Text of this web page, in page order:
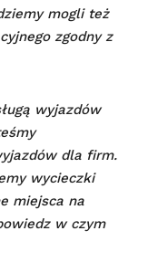
mogli też
zgodny z
wyjazdów
dla firm.
wycieczki
miejsca na
w czym